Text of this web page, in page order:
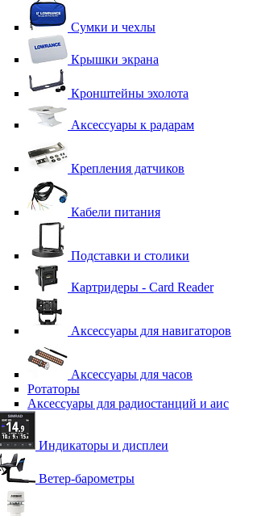
Сумки и чехлы
Крышки экрана
Кронштейны эхолота
Аксессуары к радарам
Крепления датчиков
Кабели питания
Подставки и столики
Картридеры - Card Reader
Аксессуары для навигаторов
Аксессуары для часов
Ротаторы
Аксессуары для радиостанций и аис
Индикаторы и дисплеи
Ветер-барометры